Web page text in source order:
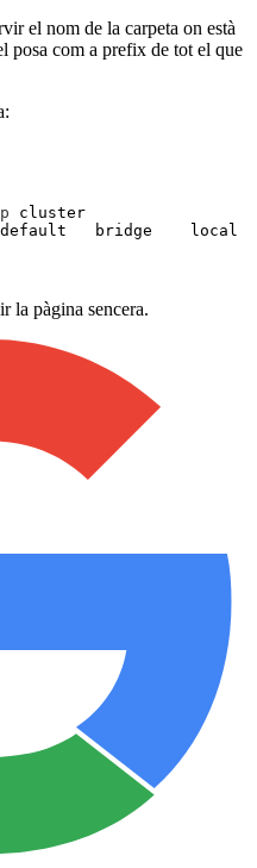
el nom de la carpeta on està
posa com a prefix de tot el que
cluster
bridge    local
la pàgina sencera.